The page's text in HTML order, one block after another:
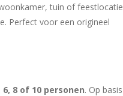
tuin of feestlocatie
Perfect voor een origineel
6, 8 of 10 personen. Op basis